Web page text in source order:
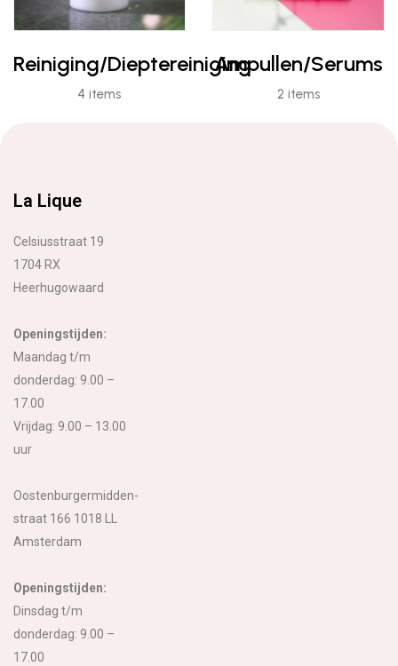
Reiniging/Dieptereiniging
4 items
Ampullen/Serums
2 items
La Lique
Celsiusstraat 19
1704 RX
Heerhugowaard
Openingstijden:
Maandag t/m
donderdag: 9.00 –
17.00
Vrijdag: 9.00 – 13.00
uur
Oostenburgermidden-
straat 166 1018 LL
Amsterdam
Openingstijden:
Dinsdag t/m
donderdag: 9.00 –
17.00